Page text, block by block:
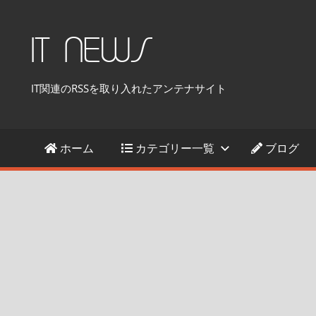
ッ
IT NEWS
IT関連のRSSを取り入れたアンテナサイト
ホーム カテゴリー一覧 ブログ